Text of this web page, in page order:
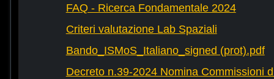
FAQ - Ricerca Fondamentale 2024
Criteri valutazione Lab Spaziali
Bando_ISMoS_Italiano_signed (prot).pdf
Decreto n.39-2024 Nomina Commissioni